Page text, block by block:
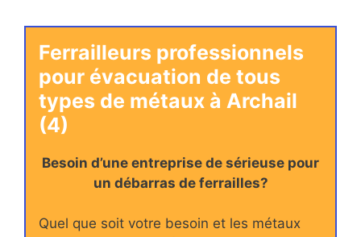
Ferrailleurs professionnels
pour évacuation de tous
types de métaux à Archail
(4)
Besoin d’une entreprise de sérieuse pour
un débarras de ferrailles?
Quel que soit votre besoin et les métaux